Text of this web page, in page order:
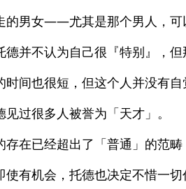
的男女——尤其是那个男人，可
并不认为自己很『特别』，
间也很短，但这个人并没有自
过很多人被誉为「天才」。
在已经超出了「普通」的范
有机会，托德也决定不惜一切